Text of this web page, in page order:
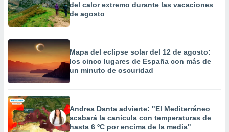
del calor extremo durante las vacaciones
de agosto
Mapa del eclipse solar del 12 de agosto:
los cinco lugares de España con más de
un minuto de oscuridad
Andrea Danta advierte: "El Mediterráneo
acabará la canícula con temperaturas de
hasta 6 ºC por encima de la media"